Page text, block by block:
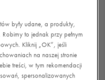
były udane, a produkty,
to jednak przy pełnym
Kliknij „OK”, jeśli
na naszej stronie
treści, w tym rekomendacji
spersonalizowanych